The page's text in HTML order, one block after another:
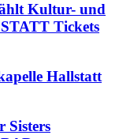
Kultur- und
Tickets
Hallstatt
Sisters